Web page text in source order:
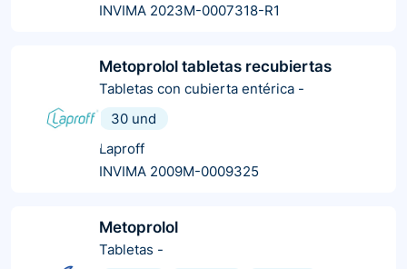
INVIMA 2023M-0007318-R1
Metoprolol tabletas recubiertas
Tabletas con cubierta entérica -
30 und
Laproff
INVIMA 2009M-0009325
Metoprolol
Tabletas -